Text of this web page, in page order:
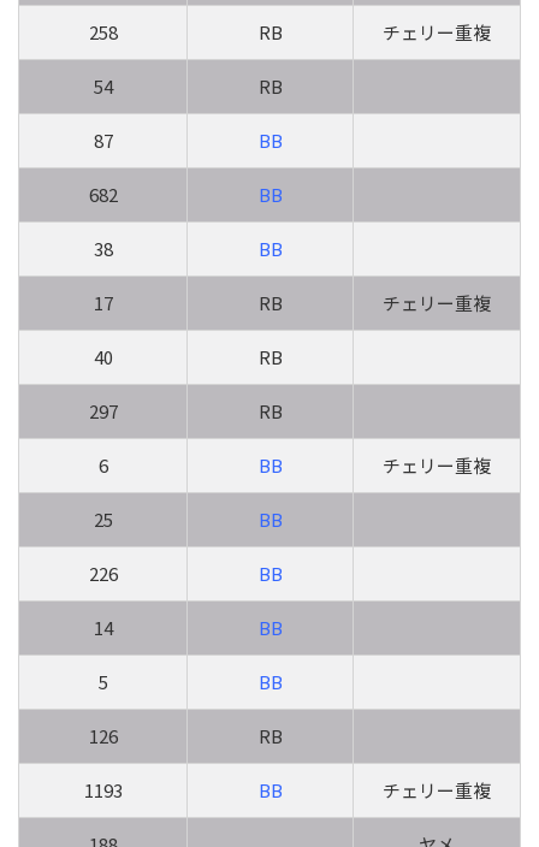
258 RB チェリー重複
54 RB
87 BB
682 BB
38 BB
17 RB チェリー重複
40 RB
297 RB
6 BB チェリー重複
25 BB
226 BB
14 BB
5 BB
126 RB
1193 BB チェリー重複